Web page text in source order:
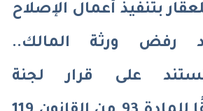
بتنفيذ أعمال الإصلاح
رفض ورثة المالك..
على قرار لجنة